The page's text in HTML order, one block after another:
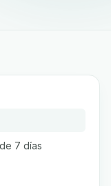
7 días